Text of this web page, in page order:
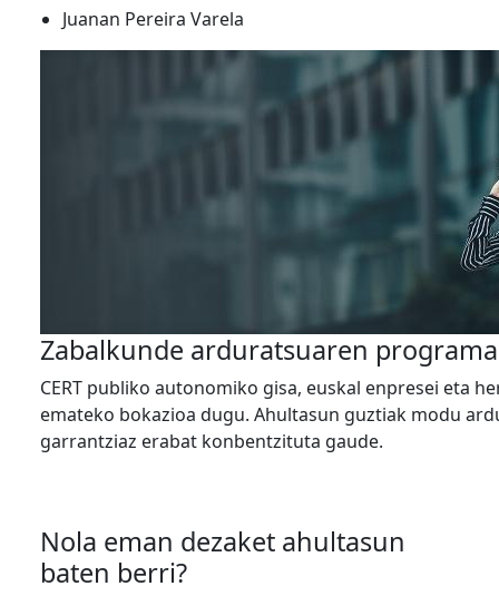
Juanan Pereira Varela
Zabalkunde arduratsuaren programa
CERT publiko autonomiko gisa, euskal enpresei eta
emateko bokazioa dugu. Ahultasun guztiak modu
garrantziaz erabat konbentzituta gaude.
Nola eman dezaket ahultasun
baten berri?